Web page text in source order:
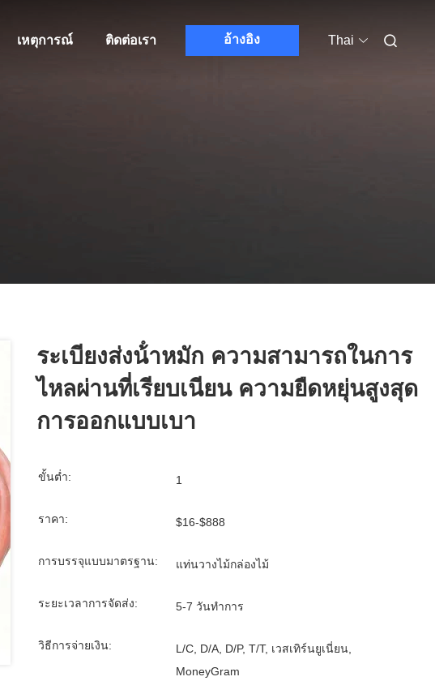
เหตุการณ์ ติดต่อเรา อ้างอิง Thai
ระเบียงส่งน้ําหมัก ความสามารถในการ
ไหลผ่านที่เรียบเนียน ความยืดหยุ่นสูงสุด
การออกแบบเบา
ขั้นต่ำ: 1
ราคา: $16-$888
การบรรจุแบบมาตรฐาน: แท่นวางไม้กล่องไม้
ระยะเวลาการจัดส่ง: 5-7 วันทำการ
วิธีการจ่ายเงิน:
L/C, D/A, D/P, T/T, เวสเทิร์นยูเนี่ยน,
MoneyGram